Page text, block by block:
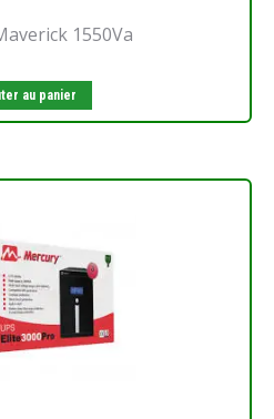
1550Va
au panier